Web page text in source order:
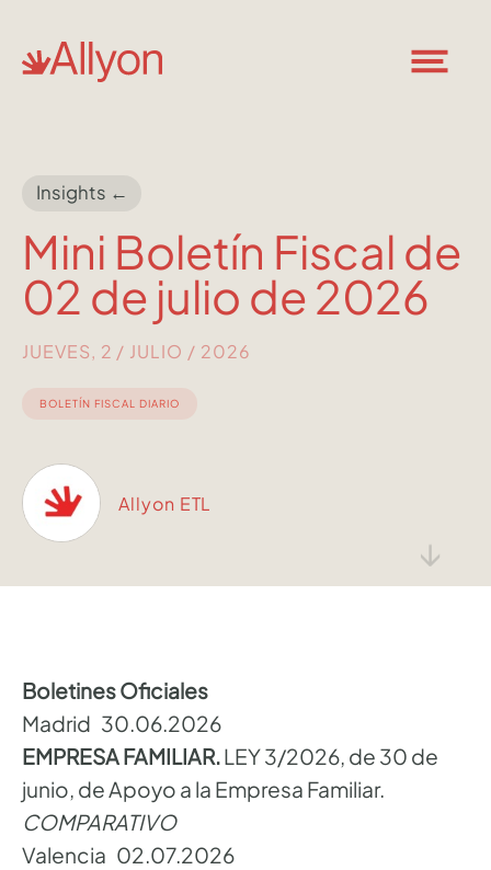
↓
Insights ←
Mini Boletín Fiscal de
02 de julio de 2026
JUEVES, 2 / JULIO / 2026
BOLETÍN FISCAL DIARIO
Allyon ETL
Boletines Oficiales
Madrid 30.06.2026
EMPRESA FAMILIAR.LEY 3/2026, de 30 de
junio, de Apoyo a la Empresa Familiar.
COMPARATIVO
Valencia 02.07.2026